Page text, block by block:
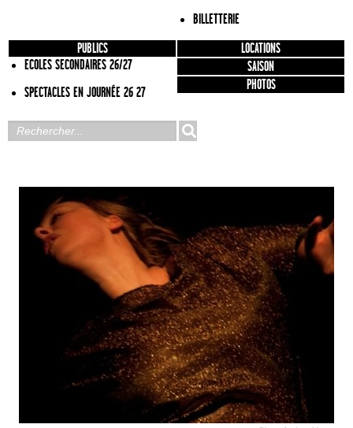
BILLETTERIE
PUBLICS
ECOLES SECONDAIRES 26/27
SPECTACLES EN JOURNÉE 26 27
LOCATIONS
SAISON
PHOTOS